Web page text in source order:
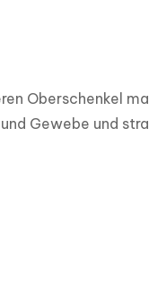
Oberschenkel
Gewebe und